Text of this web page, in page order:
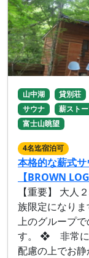
山中湖 貸別荘
サウナ
薪スト
富士山眺望
4名迄宿泊可
本格的な薪式
【BROWN LOG
【重要】 大人
族限定になり
上のグループ
す。 ❖ 非常に
配慮の上でお静